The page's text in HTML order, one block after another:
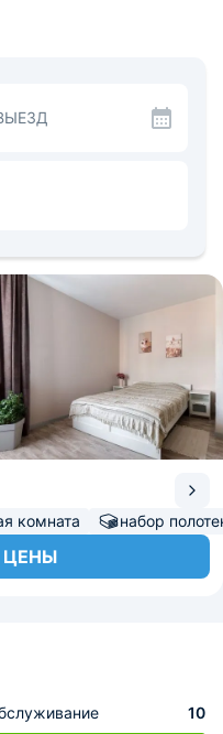
гигиенические
шкафом, обеденным
с мангалом,
на 5 машин.
составляет
«Воронеж-1» –
комната набор
ЦЕНЫ
10